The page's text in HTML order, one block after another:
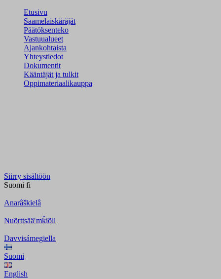
Etusivu
Saamelaiskäräjät
Päätöksenteko
Vastuualueet
Ajankohtaista
Yhteystiedot
Dokumentit
Kääntäjät ja tulkit
Oppimateriaalikauppa
Siirry sisältöön
Suomi fi
Anarâškielâ
Nuõrttsääʹmǩiõll
Davvisámegiella
Suomi
English